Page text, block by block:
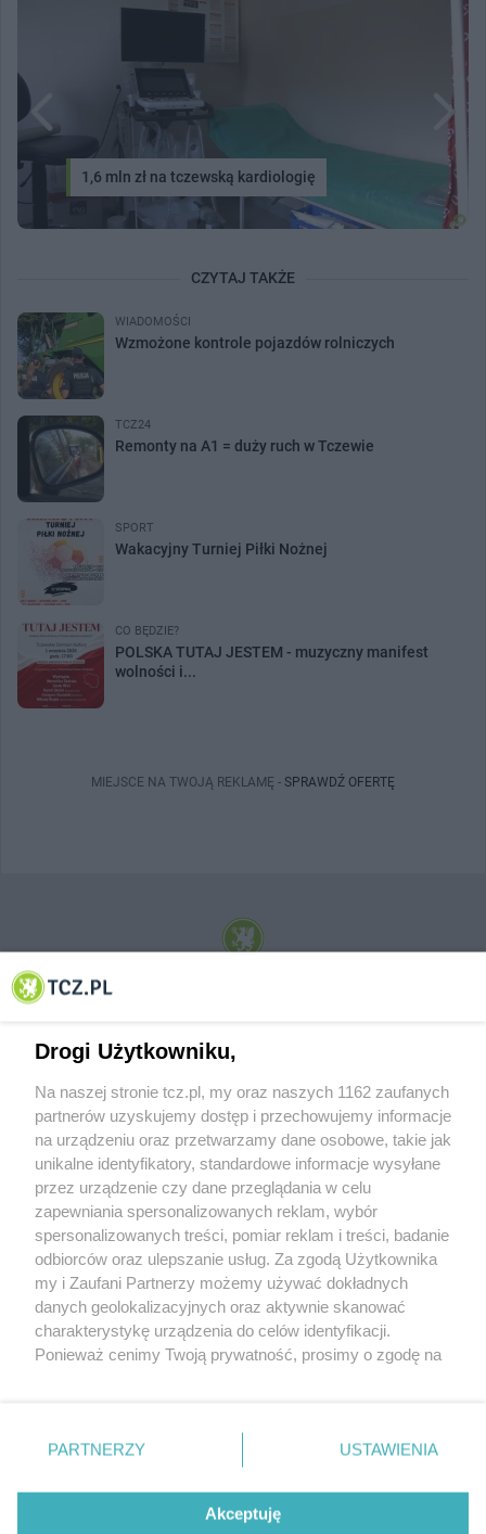
1,6 mln zł na tczewską kardiologię
CZYTAJ TAKŻE
WIADOMOŚCI
Wzmożone kontrole pojazdów rolniczych
TCZ24
Remonty na A1 = duży ruch w Tczewie
SPORT
Wakacyjny Turniej Piłki Nożnej
CO BĘDZIE?
POLSKA TUTAJ JESTEM - muzyczny manifest
wolności i...
MIEJSCE NA TWOJĄ REKLAMĘ - SPRAWDŹ OFERTĘ
© 2001-2026 Tczew - TCZ.PL Sp. z o.o. Internetowy Serwis Informacyjny Miasta
O FIRMIE POLITYKA PRYWATNOŚCI HOSTING
REKLAMA WSPÓŁPRACA RSS FACEBOOK KONTAKT
Nasze serwisy
Aktualności
Tcz24
Historia miasta
Muzyka i kultura
Archiwum wydarzeń
Zdjęcia miasta
Drogi Użytkowniku,
Na naszej stronie tcz.pl, my oraz naszych 1162 zaufanych
partnerów uzyskujemy dostęp i przechowujemy informacje
na urządzeniu oraz przetwarzamy dane osobowe, takie jak
unikalne identyfikatory, standardowe informacje wysyłane
przez urządzenie czy dane przeglądania w celu
zapewniania spersonalizowanych reklam, wybór
spersonalizowanych treści, pomiar reklam i treści, badanie
odbiorców oraz ulepszanie usług. Za zgodą Użytkownika
my i Zaufani Partnerzy możemy używać dokładnych
danych geolokalizacyjnych oraz aktywnie skanować
charakterystykę urządzenia do celów identyfikacji.
Ponieważ cenimy Twoją prywatność, prosimy o zgodę na
znajdujący się w lewym dolnym rogu strony
. Niektóre
przetwarzaniu. Preferencje będą miały zastosowania tylko
PARTNERZY USTAWIENIA
Akceptuję